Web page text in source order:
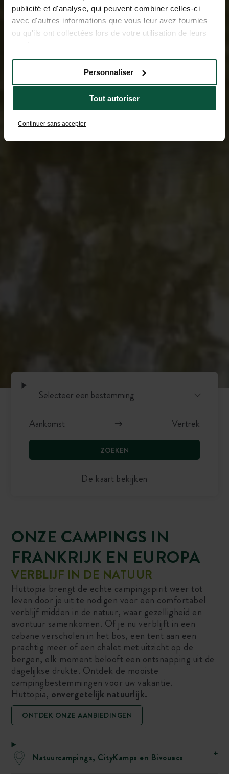
publicité et d'analyse, qui peuvent combiner celles-ci
avec d'autres informations que vous leur avez fournies
ou qu'ils ont collectées lors de votre utilisation de leurs
Tout autoriser
Personnaliser
Continuer sans accepter
ZOEKEN
De kaart bekijken
ONZE CAMPINGS IN
FRANKRIJK EN EUROPA
VERBLIJF IN DE NATUUR
Huttopia brengt de echte campingspirit weer tot
leven door je uit te nodigen voor een comfortabel
verblijf midden in de natuur, waar gezelligheid en
avontuur samenkomen. Of je nu verblijft in een
cabane verscholen in het bos, een tent aan een
prachtig meer of een chalet met uitzicht op de
bergen, elk moment belooft een ontsnapping uit de
dagelijkse drukte. Ontdek de mooiste
campingbestemmingen voor uw vakantie.
Huttopia, onvergetelijk natuurlijk.
ONTDEK ONZE AANBIEDINGEN
Natuurcampings, CityKamps en Bivouacs